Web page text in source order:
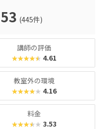
きんど」らしいユニーク
も盛んで、JAXA「はやぶ
もの関心を引き付けてく
や最先端の科学トピック
えるでしょう。
(445件)
講師の評価
★★★★★ 4.61
教室外の環境
★★★★★ 4.16
料金
★★★★★ 3.53